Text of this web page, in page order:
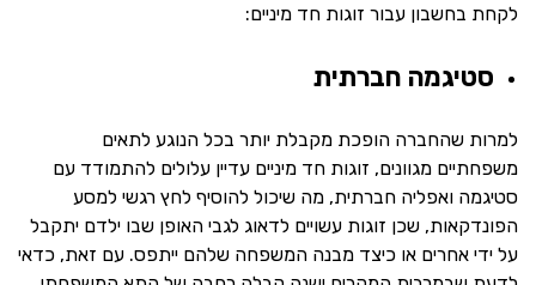
לקחת בחשבון עבור זוגות חד מיניים:
סטיגמה חברתית
למרות שהחברה הופכת מקבלת יותר בכל הנוגע לתאים
משפחתיים מגוונים, זוגות חד מיניים עדיין עלולים להתמודד עם
סטיגמה ואפליה חברתית, מה שיכול להוסיף לחץ רגשי למסע
הפונדקאות, שכן זוגות עשויים לדאוג לגבי האופן שבו ילדם יתקבל
על ידי אחרים או כיצד מבנה המשפחה שלהם ייתפס. עם זאת, כדאי